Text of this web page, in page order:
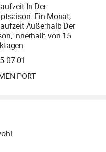
Automatic Analyzer
Produktionskontrolle);
Prüfung für elektronische
LCR Meter
und Fehlersuche);
Netzteil (stabile,
In Der
Ein Monat,
Außerhalb Der
Innerhalb von 15
07-01
PORT